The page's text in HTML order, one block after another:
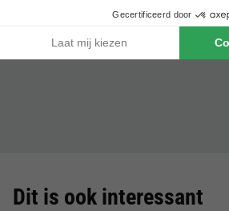
Lombardije-Solferino
Beste aanbieding
Dit is ook interessant